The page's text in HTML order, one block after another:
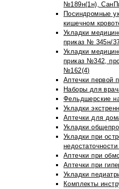
№189н(1н),
Посиндромные
кишечном
Укладки
приказ № 345н/
Укладки
приказ №342,
№162(4)
Аптечки первой
Наборы для
Фельдшерские
Укладки
Аптечки для
Укладки
Укладки при
недостаточности
Аптечки при
Аптечки при
Укладки
Комплекты